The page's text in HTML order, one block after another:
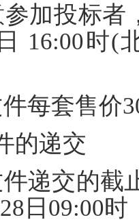
加投标者
16:00时(
每套售价
的递交
件递交的截
日09:00时